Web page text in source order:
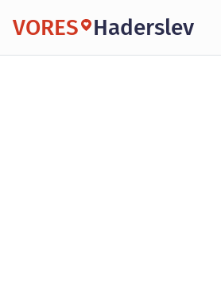
VORES Haderslev